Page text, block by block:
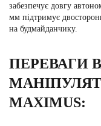
забезпечує довгу
мм підтримує
на будмайданчику.
ПЕРЕВАГИ
MAXIMUS: